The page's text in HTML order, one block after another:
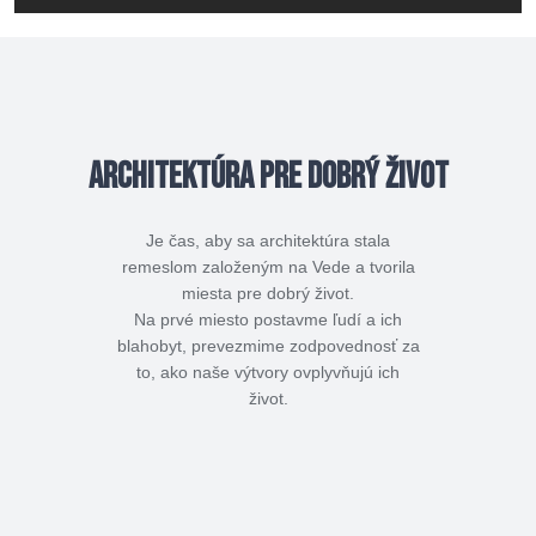
Architektúra pre dobrý život
Je čas, aby sa architektúra stala
remeslom založeným na Vede a tvorila
miesta pre dobrý život.
Na prvé miesto postavme ľudí a ich
blahobyt, prevezmime zodpovednosť za
to, ako naše výtvory ovplyvňujú ich
život.